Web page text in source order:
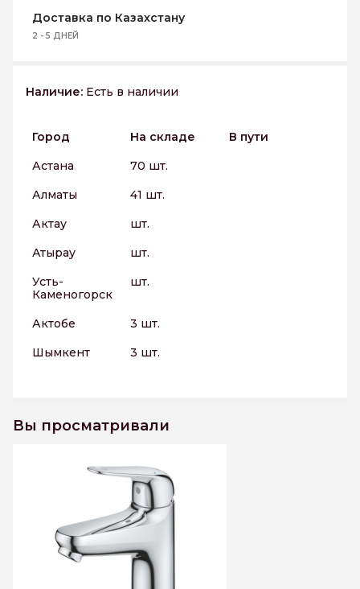
Доставка по Казахстану
2 - 5 ДНЕЙ
Наличие: Есть в наличии
Город На складе
В пути
Астана
70 шт.
Алматы
41 шт.
Актау
шт.
Атырау
шт.
Усть-
Каменогорск
шт.
Актобе
3 шт.
Шымкент
3 шт.
Вы просматривали